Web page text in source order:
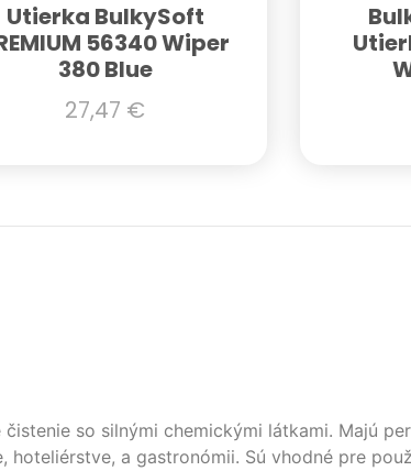
Utierka BulkySoft
56340 Wiper
380 Blue
27,47 €
so silnými chemickými látkami. Majú
a gastronómii. Sú vhodné pre